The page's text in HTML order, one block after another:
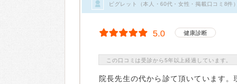
ピグレット（本人・60代・女性・掲載口コミ8件）
5.0 健康診断
この口コミは受診から5年以上経過しています。
院長先生の代から診て頂いています